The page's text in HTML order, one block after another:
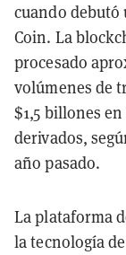
cuando debutó
Coin. La
procesado
volúmenes de
$1,5 billones
derivados,
año pasado.
La plataforma
la tecnología